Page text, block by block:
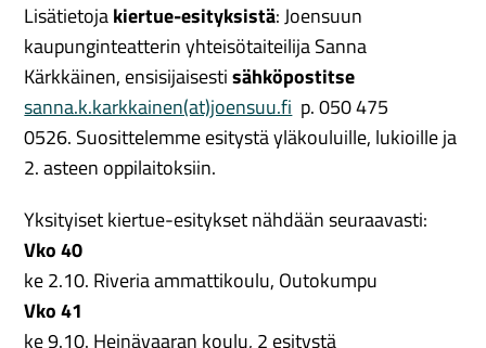
Lisätietojakiertue-esityksistä: Joensuun
kaupunginteatterin yhteisötaiteilija Sanna
Kärkkäinen, ensisijaisestisähköpostitse
sanna.k.karkkainen(at)joensuu.fi p. 050 475
0526. Suosittelemme esitystä yläkouluille, lukioille ja
2. asteen oppilaitoksiin.
Yksityiset kiertue-esitykset nähdään seuraavasti:
Vko 40
ke 2.10. Riveria ammattikoulu, Outokumpu
Vko 41
ke 9.10. Heinävaaran koulu, 2 esitystä